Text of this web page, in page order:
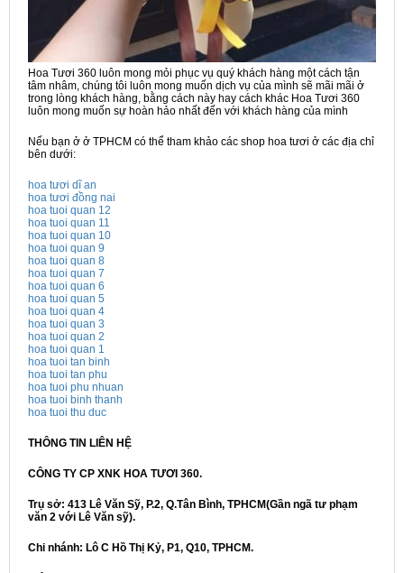
Hoa Tươi 360 luôn mong mỏi phục vụ quý khách hàng một cách tận
tâm nhâm, chúng tôi luôn mong muốn dịch vụ của mình sẽ mãi mãi ở
trong lòng khách hàng, bằng cách này hay cách khác Hoa Tươi 360
luôn mong muốn sự hoàn hảo nhất đến với khách hàng của mình
Nếu bạn ở ở TPHCM có thể tham khảo các shop hoa tươi ở các địa chỉ
bên dưới:
hoa tươi dĩ an
hoa tươi đồng nai
hoa tuoi quan 12
hoa tuoi quan 11
hoa tuoi quan 10
hoa tuoi quan 9
hoa tuoi quan 8
hoa tuoi quan 7
hoa tuoi quan 6
hoa tuoi quan 5
hoa tuoi quan 4
hoa tuoi quan 3
hoa tuoi quan 2
hoa tuoi quan 1
hoa tuoi tan binh
hoa tuoi tan phu
hoa tuoi phu nhuan
hoa tuoi binh thanh
hoa tuoi thu duc
THÔNG TIN LIÊN HỆ
CÔNG TY CP XNK HOA TƯƠI 360.
Trụ sở: 413 Lê Văn Sỹ, P.2, Q.Tân Bình, TPHCM(Gần ngã tư phạm
văn 2 với Lê Văn sỹ).
Chi nhánh: Lô C Hồ Thị Kỷ, P1, Q10, TPHCM.